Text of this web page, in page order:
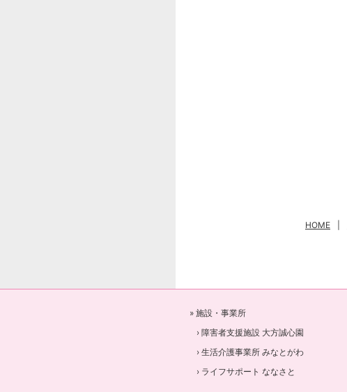
HOME
» 施設・事業所
› 障害者支援施設 大方誠心園
› 生活介護事業所 みなとがわ
› ライフサポート ななさと